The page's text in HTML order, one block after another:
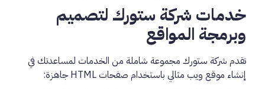
خدمات شركة ستورك لتصميم
وبرمجة المواقع
تقدم شركة ستورك مجموعة شاملة من الخدمات لمساعدتك في
إنشاء موقع ويب مثالي باستخدام صفحات HTML جاهزة: